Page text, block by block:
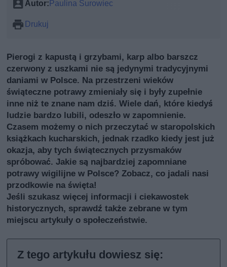
Autor: Paulina Surowiec
Drukuj
Pierogi z kapustą i grzybami, karp albo barszcz
czerwony z uszkami nie są jedynymi tradycyjnymi
daniami w Polsce. Na przestrzeni wieków
świąteczne potrawy zmieniały się i były zupełnie
inne niż te znane nam dziś. Wiele dań, które kiedyś
ludzie bardzo lubili, odeszło w zapomnienie.
Czasem możemy o nich przeczytać w staropolskich
książkach kucharskich, jednak rzadko kiedy jest już
okazja, aby tych świątecznych przysmaków
spróbować. Jakie są najbardziej zapomniane
potrawy wigilijne w Polsce? Zobacz, co jadali nasi
przodkowie na święta!
Jeśli szukasz więcej informacji i ciekawostek
historycznych, sprawdź także zebrane w tym
miejscu artykuły o społeczeństwie.